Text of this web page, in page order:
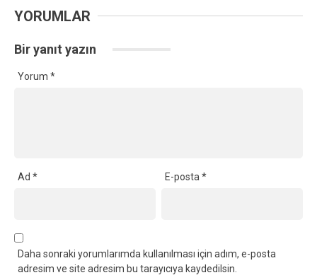
YORUMLAR
Bir yanıt yazın
Yorum *
Ad * E-posta*
Daha sonraki yorumlarımda kullanılması için adım, e-posta
adresim ve site adresim bu tarayıcıya kaydedilsin.